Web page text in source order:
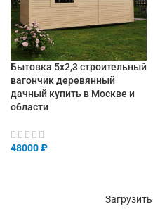
Бытовка 5х2,3 строительный
вагончик деревянный
дачный купить в Москве и
области
48000₽